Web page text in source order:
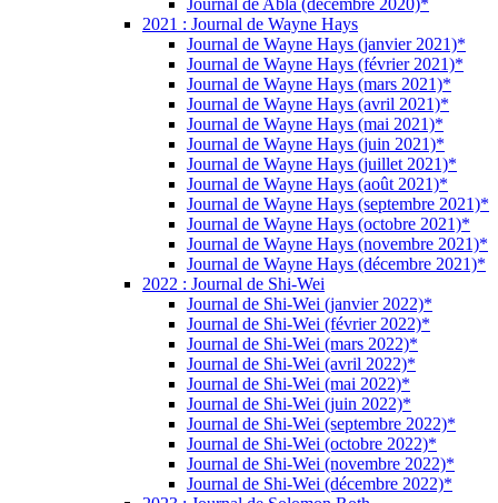
Journal de Abla (décembre 2020)*
2021 : Journal de Wayne Hays
Journal de Wayne Hays (janvier 2021)*
Journal de Wayne Hays (février 2021)*
Journal de Wayne Hays (mars 2021)*
Journal de Wayne Hays (avril 2021)*
Journal de Wayne Hays (mai 2021)*
Journal de Wayne Hays (juin 2021)*
Journal de Wayne Hays (juillet 2021)*
Journal de Wayne Hays (août 2021)*
Journal de Wayne Hays (septembre 2021)*
Journal de Wayne Hays (octobre 2021)*
Journal de Wayne Hays (novembre 2021)*
Journal de Wayne Hays (décembre 2021)*
2022 : Journal de Shi-Wei
Journal de Shi-Wei (janvier 2022)*
Journal de Shi-Wei (février 2022)*
Journal de Shi-Wei (mars 2022)*
Journal de Shi-Wei (avril 2022)*
Journal de Shi-Wei (mai 2022)*
Journal de Shi-Wei (juin 2022)*
Journal de Shi-Wei (septembre 2022)*
Journal de Shi-Wei (octobre 2022)*
Journal de Shi-Wei (novembre 2022)*
Journal de Shi-Wei (décembre 2022)*